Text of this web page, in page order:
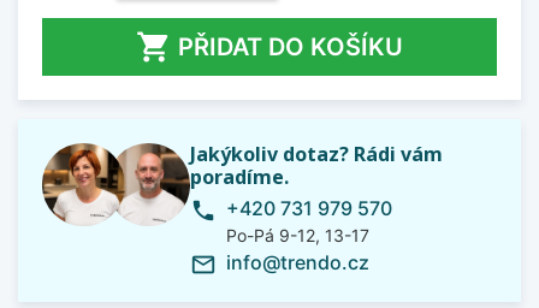
 PŘIDAT DO KOŠÍKU
Jakýkoliv dotaz? Rádi vám
poradíme.
phone +420 731 979 570
Po-Pá 9-12, 13-17
mail_outline info@trendo.cz